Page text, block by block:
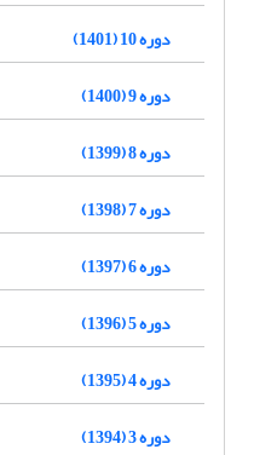
دوره 10 (1401)
دوره 9 (1400)
دوره 8 (1399)
دوره 7 (1398)
دوره 6 (1397)
دوره 5 (1396)
دوره 4 (1395)
دوره 3 (1394)